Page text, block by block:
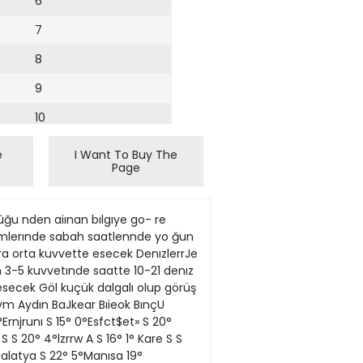
7
8
9
10
14
16
17
18
I Want To Buy The
Page
artışı ve kalkınma se- vıyesıne paralel bır gelışme göstermemek- tedır Tıcaret sahasındakı kazançlar ıle serbest meslek kazançları kolayhkla vergı dışı bı- rakılabılmekte, vergılemenın butun vuku, gelırlerı ka>nakta vergılenebılen ucret ve maaşla geçınenlerın uzerıne yıkılmaktadır Aynca vergı potansıyehnden yararlanma oranının duşukluğu Turk vergı sıstemının verımsızhğınde etken olan konulardan bı- rısıdır Hukumetler üzenndekı polıtık baskılar da konu uzerınde uzun vadeh pohtıkalar be- lırtmeve engel olmaktadır Modern vergı sıstemınde vergıcıhk anla- yışınm, uç temel fonksıyonu bırlıkte yerıne getırmesı beklenmektedır a) Vergı sıstemının devlete normal hızmet- lerın yanında ekonomık gelışme ıçın gereklı olan maddı olanaklan sağlaması, b) Vergı yukünun vatandaşlar arasında adıl dağıtılmakla kalmayıp vergı sıstemının, toplumda gelır ve servet dağıhşlanndakı adaletsızlıklerı gıderıcı yönde yardımcı ve et- kılı olması c) Vergılerın ekonomık hayat üzenndekı olumsuz etküennı, kaçınılması mumkun ol mayan en alt sevıyelerde sınırlaması Turk vergı sıstemınde cıddı sorunlara kaynakhk eden bır dığer neden de Turk ver- gı ıdaresıdır Bu kurumun uzun yıllar, Türk vergı sıstemındekı kımı yenılık ve değışık- lıklere karşın köklu değışıklıklere uğrama- ması, ıdarenm ekonomı ve malı yapı ıle bu- tunleşmesıne engel olmakta ve var olan ya pı çağdaş olmaktan uzakta kalmaktadır Bırçok vergı daıresi, hem fizıkı kapasite olarak hem de gorunum olarak yetersiz olup kapasıtelennın çok uzerınde mukellef sayı sına sahıptirler Mudur ve >ardımcılarının temel görevı ımza atmanın, havale ışlemı yapmanın ötesıne pek geçmemekte, soz ko nusu kışılenn vergı mevzuatıru okumak, ge len teblığ \e genelgelerı değerlendırmek ve hıyerarşık yapı ıçensınde kendı personelını eğıtmek ve uygulama ıle ılgılı çalışmalar yapmalanna zamanları kalmamaktadır Vergı daıresmde hıyerarşık amır konu munda bulunanlann, yetkılennı kullanmak- tan ozellıkle kaçındıkları gozlenmektedır Bunun temelınde mevzuata tam hâkım ol mama endışesı, denetım netıcesınde kusurlu bulunma ve kendısıne zımmet çıkartılması korkusu ya da bır mukellef kayırma ıle suç lanma korkusu yatmaktadır Vergı daırele rınde çalışan kışılenn